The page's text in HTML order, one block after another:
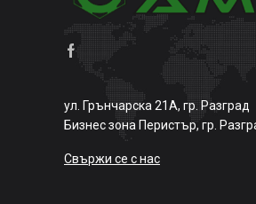
ул. Грънчарска 21А, гр. Разград
Бизнес зона Перистър, гр.
Свържи се с нас